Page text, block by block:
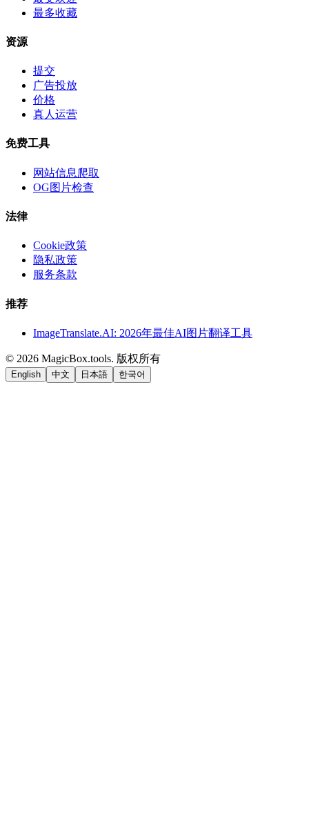
最多收藏
资源
提交
广告投放
价格
真人运营
免费工具
网站信息爬取
OG图片检查
法律
Cookie政策
隐私政策
服务条款
推荐
ImageTranslate.AI: 2026年最佳AI图片翻译工具
© 2026 MagicBox.tools. 版权所有
English 中文 日本語 한국어